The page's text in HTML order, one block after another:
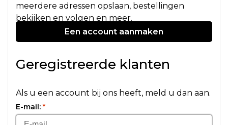
meerdere adressen opslaan, bestellingen
bekijken en volgen en meer.
Een account aanmaken
Geregistreerde klanten
Als u een account bij ons heeft, meld u dan aan.
E-mail: *